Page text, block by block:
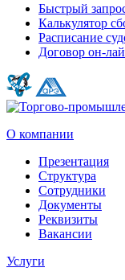
Быстрый
Калькулятор
Расписание
Договор он-
О компании
Презентация
Структура
Сотрудники
Документы
Реквизиты
Вакансии
Услуги